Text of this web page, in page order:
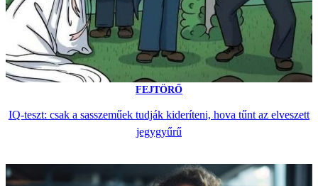
FEJTÖRŐ
IQ-teszt: csak a sasszeműek tudják kideríteni, hova tűnt az elveszett
jegygyűrű